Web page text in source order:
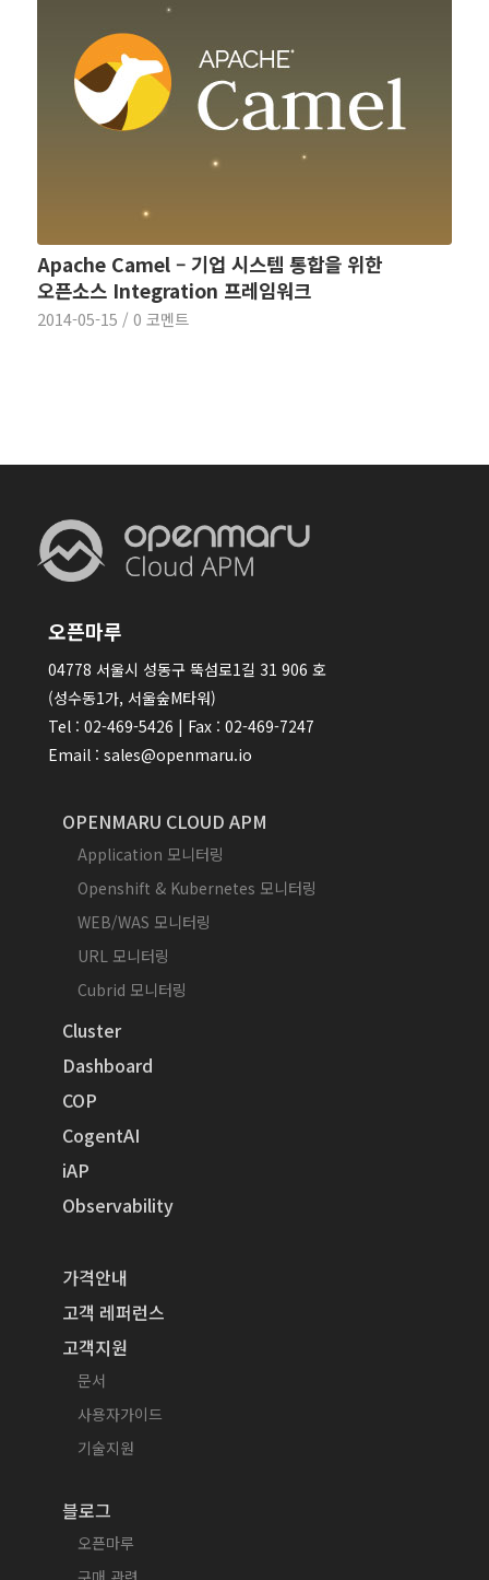
Apache Camel – 기업 시스템 통합을 위한
오픈소스 Integration 프레임워크
2014-05-15 / 0 코멘트
오픈마루
04778 서울시 성동구 뚝섬로1길 31 906 호
(성수동1가, 서울숲M타워)
Tel : 02-469-5426 | Fax : 02-469-7247
Email : sales@openmaru.io
OPENMARU CLOUD APM
Application 모니터링
Openshift & Kubernetes 모니터링
WEB/WAS 모니터링
URL 모니터링
Cubrid 모니터링
Cluster
Dashboard
COP
CogentAI
iAP
Observability
가격안내
고객 레퍼런스
고객지원
문서
사용자가이드
기술지원
블로그
오픈마루